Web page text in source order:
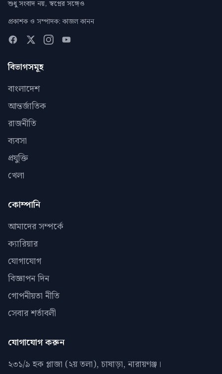
শুধু সংবাদ নয়, স্বপ্নের সঙ্গেও
প্রকাশক ও সম্পাদক: কাজল কানন
বিভাগসমূহ
বাংলাদেশ
আন্তর্জাতিক
রাজনীতি
ব্যবসা
প্রযুক্তি
খেলা
কোম্পানি
আমাদের সম্পর্কে
ক্যারিয়ার
যোগাযোগ
বিজ্ঞাপন দিন
গোপনীয়তা নীতি
সেবার শর্তাবলী
যোগাযোগ করুন
২৩১/৯ হক প্লাজা (২য় তলা), চাষাড়া, নারায়ণঞ্জ।